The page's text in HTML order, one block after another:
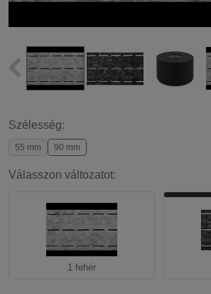
Szélesség:
55 mm 90 mm
Válasszon változatot:
1 fehér